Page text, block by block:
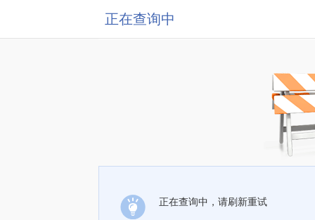
正在查询中
正在查询中，请刷新重试